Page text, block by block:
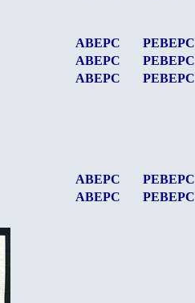
АВЕРС
РЕВЕРС
АВЕРС
РЕВЕРС
АВЕРС РЕВЕРС
АВЕРС
РЕВЕРС
АВЕРС РЕВЕРС